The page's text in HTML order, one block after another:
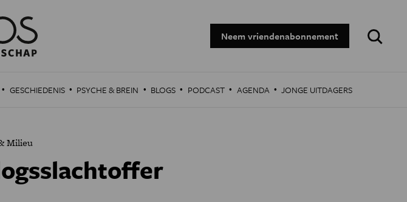
Neem vriendenabonnement
Zoeken:
· GESCHIEDENIS · PSYCHE & BREIN · BLOGS · PODCAST · AGENDA · JONGE UITDAGERS
Milieu